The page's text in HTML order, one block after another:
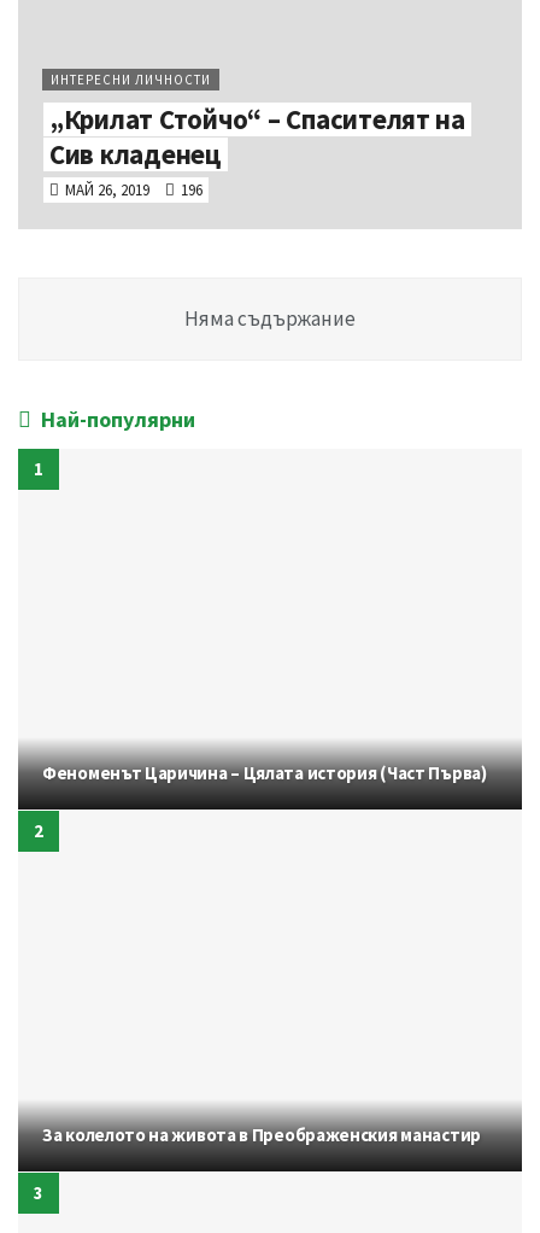
ИНТЕРЕСНИ ЛИЧНОСТИ
„Крилат Стойчо“ – Спасителят на
Сив кладенец
МАЙ 26, 2019 196
Няма съдържание
Най-популярни
Феноменът Царичина – Цялата история (Част Първа)
За колелото на живота в Преображенския манастир